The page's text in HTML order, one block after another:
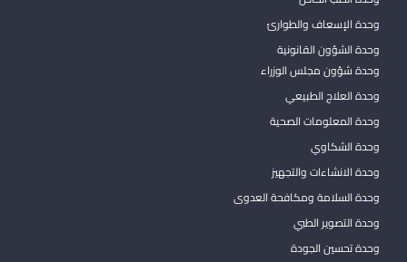
وحدة الإسعاف والطوارئ
وحدة الشؤون القانونية
وحدة شؤون مجلس الوزراء
وحدة العلاج الطبيعي
وحدة المعلومات الصحية
وحدة الشكاوي
وحدة الانشاءات والتجهيز
وحدة السلامة ومكافحة العدوى
وحدة التصوير الطبي
وحدة تحسين الجودة